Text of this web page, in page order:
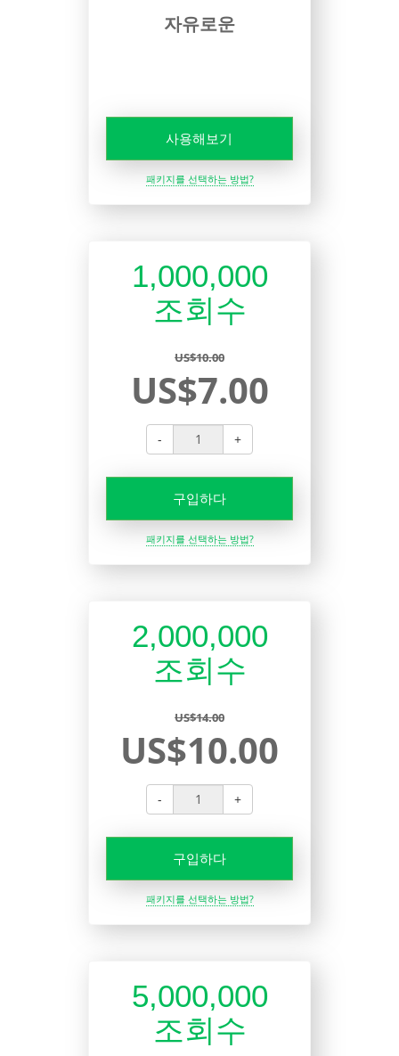
자유로운
사용해보기
패키지를 선택하는 방법?
1,000,000
조회수
US$10.00
US$7.00
- +
구입하다
패키지를 선택하는 방법?
2,000,000
조회수
US$14.00
US$10.00
- +
구입하다
패키지를 선택하는 방법?
5,000,000
조회수